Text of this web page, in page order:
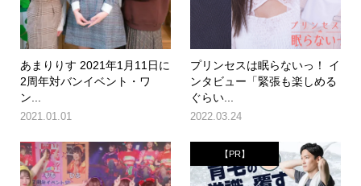
あまりりす 2021年1月11日に
2周年対バンイベント・ワ
ン...
2021.01.01
プリンセスは眠らないっ！ イ
ンタビュー「緊張も楽しめる
ぐらい...
2022.03.24
【PR】